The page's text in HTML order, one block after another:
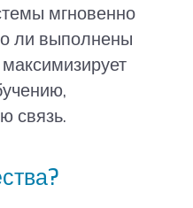
мгновенно
ли выполнены
связь.